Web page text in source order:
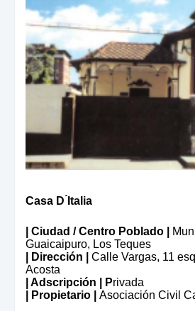
Casa D ́Italia
| Ciudad / Centro Poblado |
Guaicaipuro, Los Teques
| Dirección | Calle Vargas, 11
Acosta
| Adscripción | Privada
| Propietario | Asociación Civil